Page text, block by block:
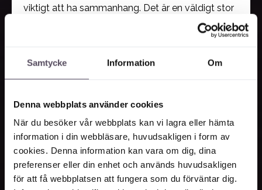
Samtycke Information Om
Denna webbplats använder cookies
När du besöker vår webbplats kan vi lagra eller hämta
information i din webbläsare, huvudsakligen i form av
cookies. Denna information kan vara om dig, dina
preferenser eller din enhet och används huvudsakligen
för att få webbplatsen att fungera som du förväntar dig.
viktigt att ha sammanhang. Det är en väldigt stor
Hur gör man för att be om hjälp? Det finns inget
största steget som finns tror jag. Jag själv är då
djupt påverkad av tolvstegsrörelsen. Jag kommer
min egen alkoholism och jobbat med de frågorna.
Det som är själva nyckeln i tolvstegsprogrammet
är AA-grupperna, de samtalsgrupper som finns.
Det är inte metodiken eller orden eller någon
pedagogik som egentligen är avgörande. Det
som är själva nyckeln till att så många människor